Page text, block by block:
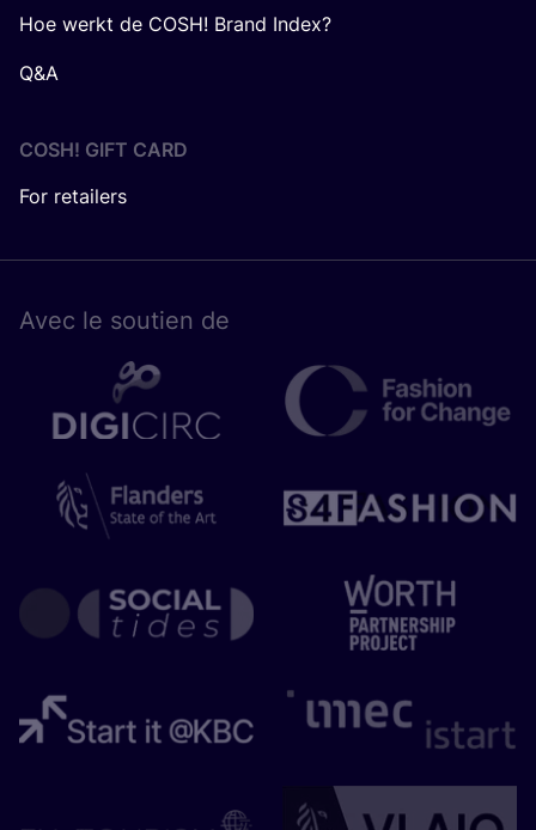
Hoe werkt de COSH! Brand Index?
Q&A
COSH! GIFT CARD
For retailers
Avec le sou­tien de